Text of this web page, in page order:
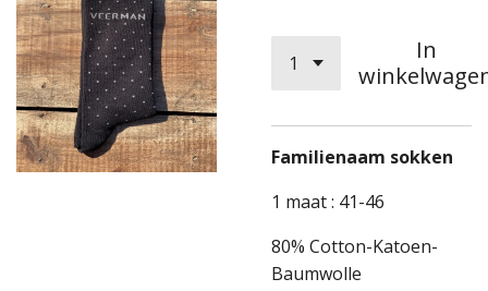
In
Familienaam sokken
1 maat : 41-46
80% Cotton-Katoen-
Baumwolle